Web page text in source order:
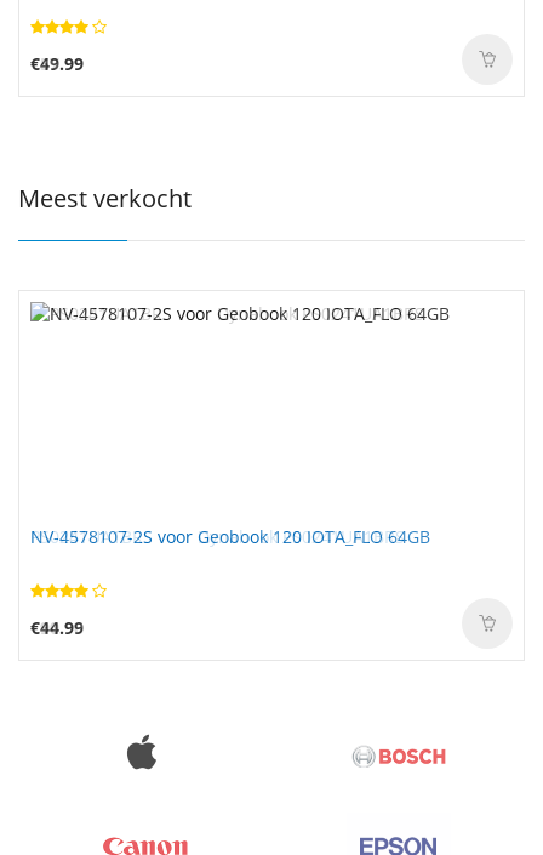
€49.99
Meest verkocht
NV-4578107-2S voor Geobook 120 IOTA_FLO 64GB
€44.99